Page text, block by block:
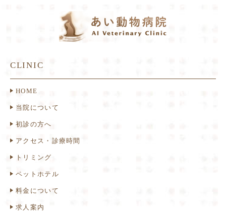
CLINIC
HOME
当院について
初診の方へ
アクセス・診療時間
トリミング
ペットホテル
料金について
求人案内